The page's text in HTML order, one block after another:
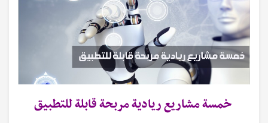
خمسة مشاريع ريادية مربحة قابلة للتطبيق